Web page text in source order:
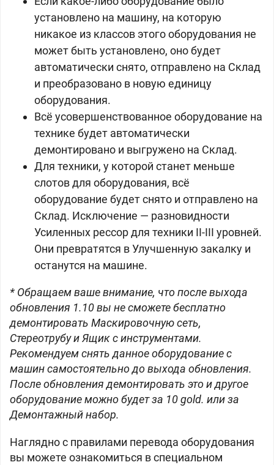
установлено на машину, на которую
никакое из классов этого оборудования не
может быть установлено, оно будет
автоматически снято, отправлено на Склад
и преобразовано в новую единицу
оборудования.
Всё усовершенствованное оборудование на
технике будет автоматически
демонтировано и выгружено на Склад.
Для техники, у которой станет меньше
слотов для оборудования, всё
оборудование будет снято и отправлено на
Склад. Исключение — разновидности
Усиленных рессор для техники II-III уровней.
Они превратятся в Улучшенную закалку и
останутся на машине.
* Обращаем ваше внимание, что после выхода
обновления 1.10 вы не сможете бесплатно
демонтировать Маскировочную сеть,
Стереотрубу и Ящик с инструментами.
Рекомендуем снять данное оборудование с
машин самостоятельно до выхода обновления.
После обновления демонтировать это и другое
оборудование можно будет за 10 gold. или за
Демонтажный набор.
Наглядно с правилами перевода оборудования
вы можете ознакомиться в специальном